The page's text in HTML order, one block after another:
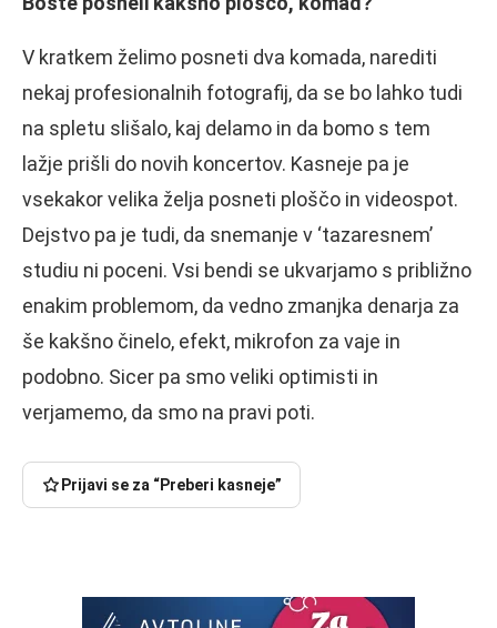
V kratkem želimo posneti dva komada, narediti
nekaj profesionalnih fotografij, da se bo lahko tudi
na spletu slišalo, kaj delamo in da bomo s tem
lažje prišli do novih koncertov. Kasneje pa je
vsekakor velika želja posneti ploščo in videospot.
Dejstvo pa je tudi, da snemanje v ‘tazaresnem’
studiu ni poceni. Vsi bendi se ukvarjamo s približno
enakim problemom, da vedno zmanjka denarja za
še kakšno činelo, efekt, mikrofon za vaje in
podobno. Sicer pa smo veliki optimisti in
verjamemo, da smo na pravi poti.
Prijavi se za “Preberi kasneje”